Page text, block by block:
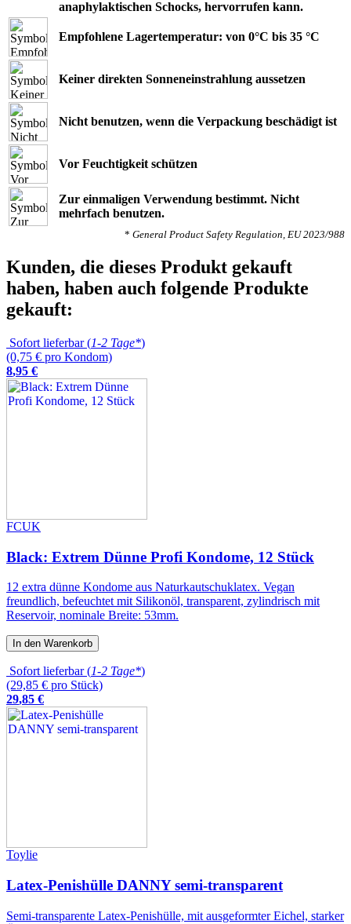
anaphylaktischen Schocks, hervorrufen kann.
Empfohlene Lagertemperatur: von 0°C bis 35 °C
Keiner direkten Sonneneinstrahlung aussetzen
Nicht benutzen, wenn die Verpackung beschädigt ist
Vor Feuchtigkeit schützen
Zur einmaligen Verwendung bestimmt. Nicht
mehrfach benutzen.
* General Product Safety Regulation, EU 2023/988
Kunden, die dieses Produkt gekauft
haben, haben auch folgende Produkte
gekauft:
Sofort lieferbar (1-2 Tage*)
(0,75 € pro Kondom)
8,95 €
FCUK
Black: Extrem Dünne Profi Kondome, 12 Stück
12 extra dünne Kondome aus Naturkautschuklatex. Vegan
freundlich, befeuchtet mit Silikonöl, transparent, zylindrisch mit
Reservoir, nominale Breite: 53mm.
In den Warenkorb
Sofort lieferbar (1-2 Tage*)
(29,85 € pro Stück)
29,85 €
Toylie
Latex-Penishülle DANNY semi-transparent
Semi-transparente Latex-Penishülle, mit ausgeformter Eichel, starker